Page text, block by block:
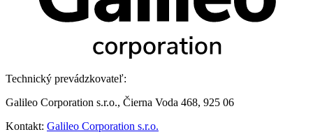
Technický prevádzkovateľ:
Galileo Corporation s.r.o., Čierna Voda 468, 925 06
Kontakt: Galileo Corporation s.r.o.